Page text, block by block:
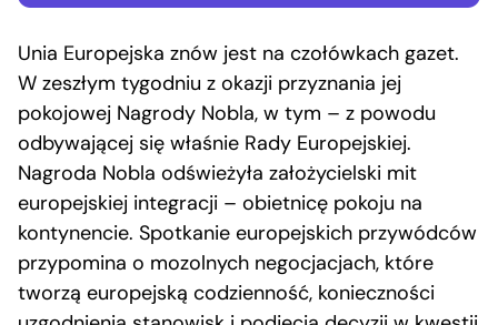
Unia Europejska znów jest na czołówkach gazet.
W zeszłym tygodniu z okazji przyznania jej
pokojowej Nagrody Nobla, w tym – z powodu
odbywającej się właśnie Rady Europejskiej.
Nagroda Nobla odświeżyła założycielski mit
europejskiej integracji – obietnicę pokoju na
kontynencie. Spotkanie europejskich przywódców
przypomina o mozolnych negocjacjach, które
tworzą europejską codzienność, konieczności